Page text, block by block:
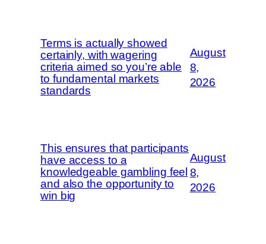
Terms is actually showed
certainly, with wagering
criteria aimed so you’re able
to fundamental markets
standards
August
8,
2026
This ensures that participants
have access to a
knowledgeable gambling feel
and also the opportunity to
win big
August
8,
2026